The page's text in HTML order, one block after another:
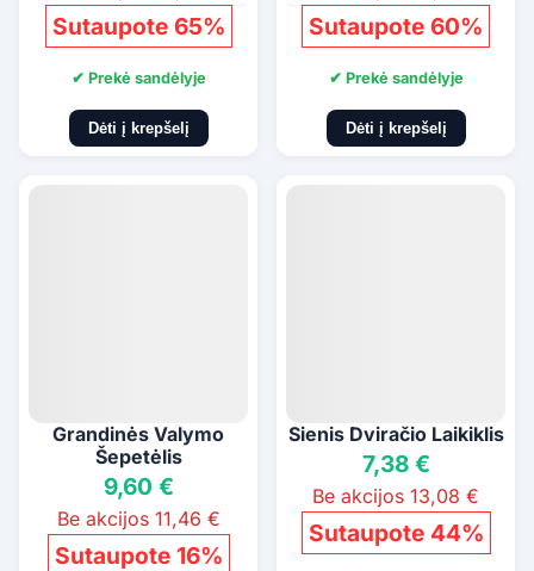
Sutaupote 65%
✔ Prekė sandėlyje
Dėti į krepšelį
Sutaupote 60%
✔ Prekė sandėlyje
Dėti į krepšelį
Grandinės Valymo
Šepetėlis
9,60 €
Be akcijos 11,46 €
Sutaupote 16%
Sienis Dviračio Laikiklis
7,38 €
Be akcijos 13,08 €
Sutaupote 44%